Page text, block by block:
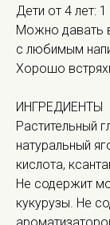
Дети от 4 лет:
Можно давать
с любимым
Хорошо
ИНГРЕДИЕНТЫ
Растительный
натуральный
кислота,
Не содержит
кукурузы. Не